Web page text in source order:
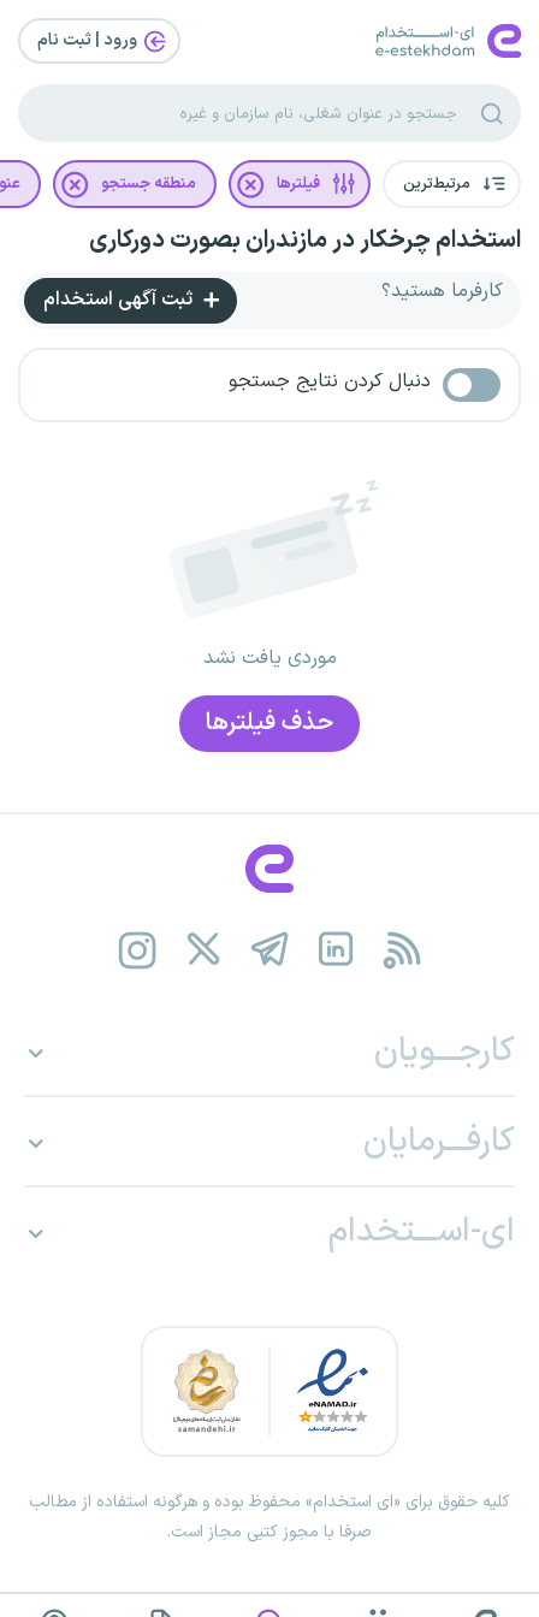
ورود | ثبت‌ نام
مرتبط‌ترین فیلترها منطقه جستجو
استخدام چرخکار در مازندران بصورت دورکاری
کارفرما هستید؟ ثبت آگهی استخدام
دنبال کردن نتایج جستجو
موردی یافت نشد
حذف فیلتر‌ها
کارجـــویان
کارفـــرمایان
ای-اســـتخدام
کلیه حقوق برای «ای استخدام» محفوظ بوده و هرگونه استفاده از مطالب
صرفا با مجوز کتبی مجاز است.